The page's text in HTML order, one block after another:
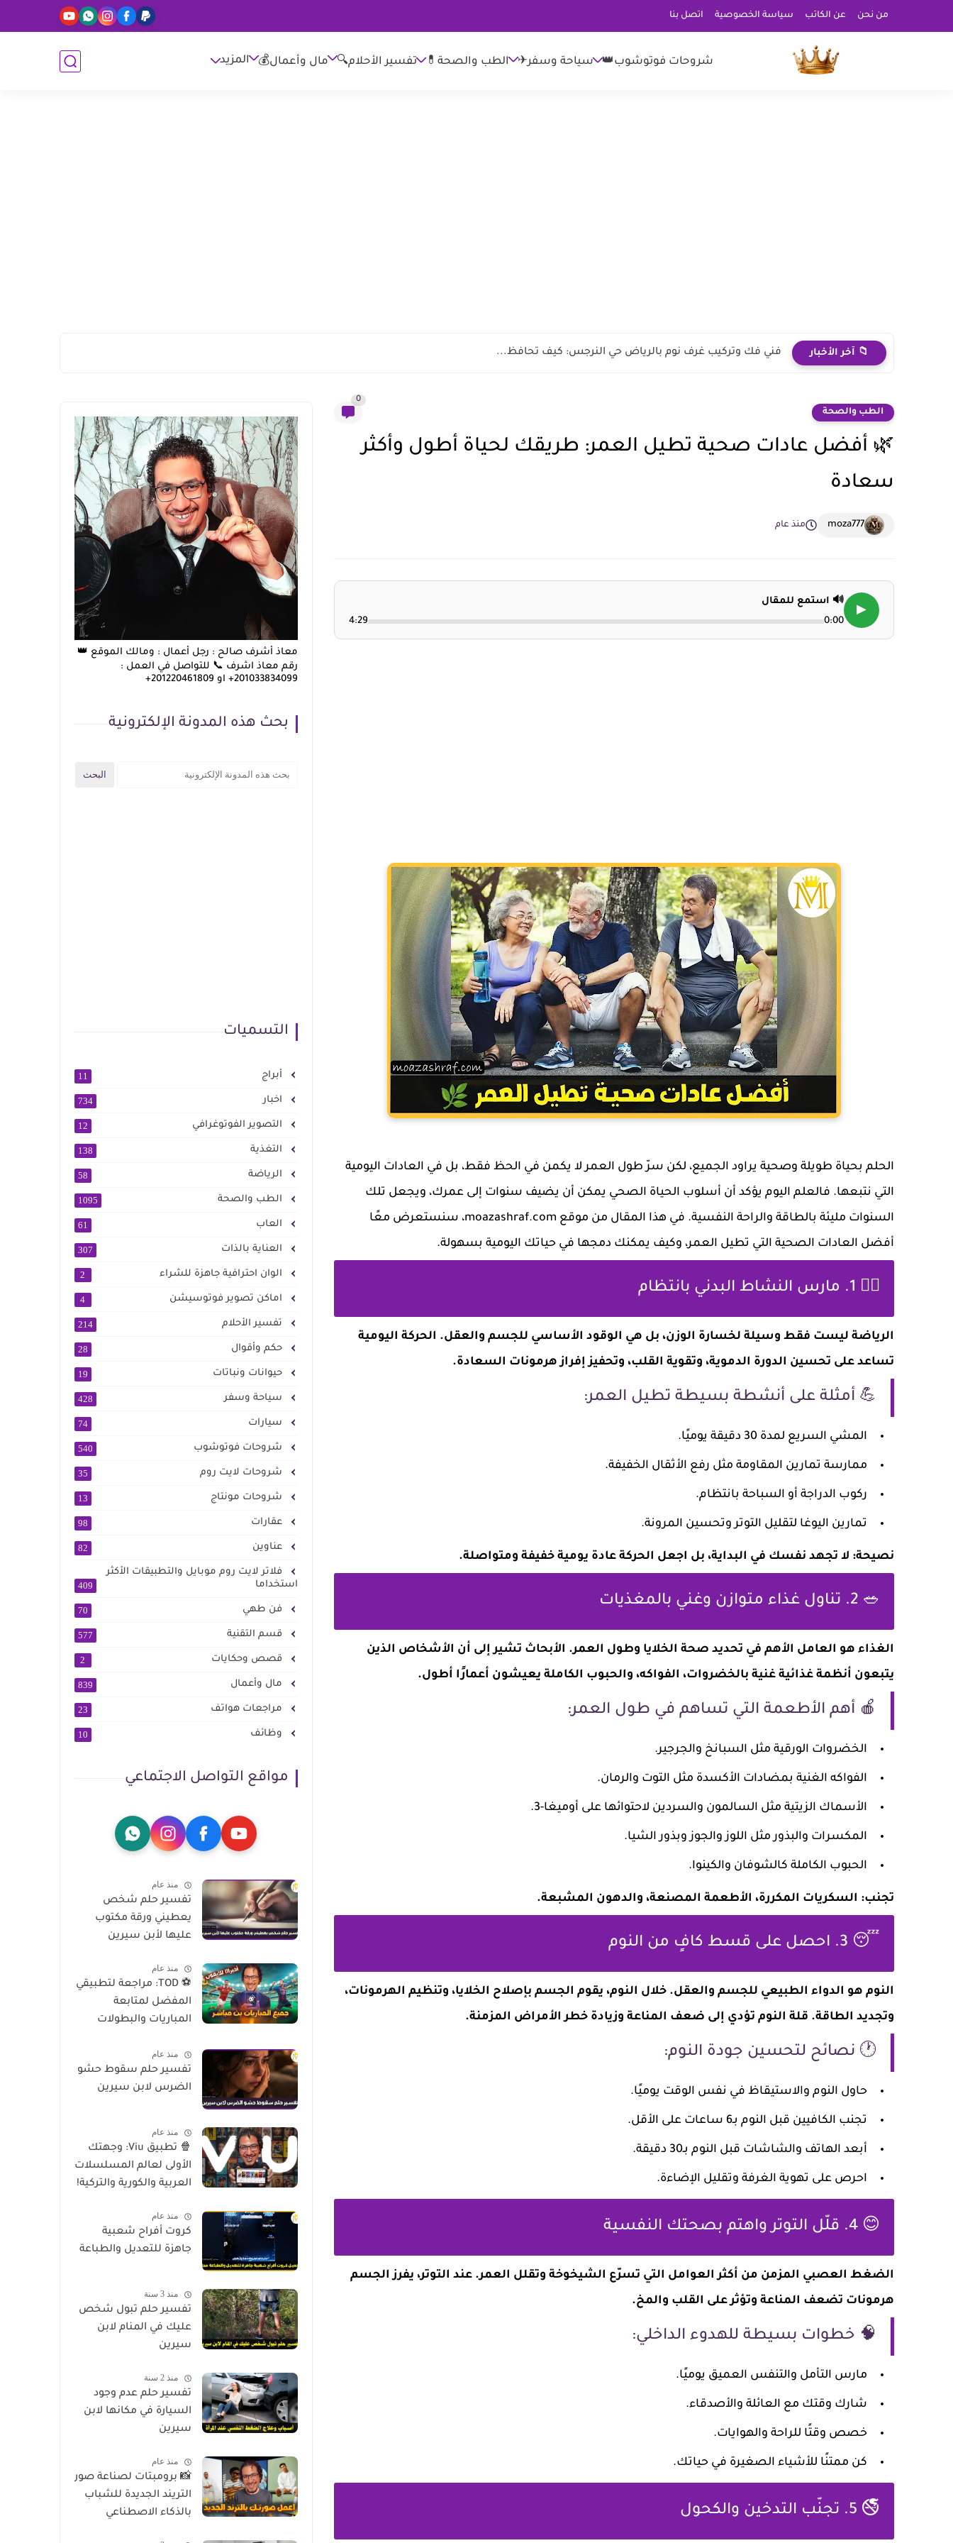
من نحن عن الكاتب سياسة الخصوصية اتصل بنا
شروحات فوتوشوب👑 سياحة وسفر✈ الطب والصحة💊 تفسير الأحلام🔍 مال وأعمال💰 المزيد
📁 آخر الأخبار فني فك وتركيب غرف نوم بالرياض حي النرجس: كيف تحافظ...
الطب والصحة
0
🌿 أفضل عادات صحية تطيل العمر: طريقك لحياة أطول وأكثر
سعادة
moza777 منذ عام
▶
🔊 استمع للمقال
0:00
4:29
الحلم بحياة طويلة وصحية يراود الجميع، لكن سرّ طول العمر لا يكمن في الحظ فقط، بل في العادات اليومية
التي نتبعها. فالعلم اليوم يؤكد أن أسلوب الحياة الصحي يمكن أن يضيف سنوات إلى عمرك، ويجعل تلك
السنوات مليئة بالطاقة والراحة النفسية. في هذا المقال من موقع moazashraf.com، سنستعرض معًا
أفضل العادات الصحية التي تطيل العمر، وكيف يمكنك دمجها في حياتك اليومية بسهولة.
🧘‍♀️ 1. مارس النشاط البدني بانتظام
الرياضة ليست فقط وسيلة لخسارة الوزن، بل هي الوقود الأساسي للجسم والعقل. الحركة اليومية
تساعد على تحسين الدورة الدموية، وتقوية القلب، وتحفيز إفراز هرمونات السعادة.
💪 أمثلة على أنشطة بسيطة تطيل العمر:
المشي السريع لمدة 30 دقيقة يوميًا.
ممارسة تمارين المقاومة مثل رفع الأثقال الخفيفة.
ركوب الدراجة أو السباحة بانتظام.
تمارين اليوغا لتقليل التوتر وتحسين المرونة.
نصيحة: لا تجهد نفسك في البداية، بل اجعل الحركة عادة يومية خفيفة ومتواصلة.
🥗 2. تناول غذاء متوازن وغني بالمغذيات
الغذاء هو العامل الأهم في تحديد صحة الخلايا وطول العمر. الأبحاث تشير إلى أن الأشخاص الذين
يتبعون أنظمة غذائية غنية بالخضروات، الفواكه، والحبوب الكاملة يعيشون أعمارًا أطول.
🍎 أهم الأطعمة التي تساهم في طول العمر:
الخضروات الورقية مثل السبانخ والجرجير.
الفواكه الغنية بمضادات الأكسدة مثل التوت والرمان.
الأسماك الزيتية مثل السالمون والسردين لاحتوائها على أوميغا-3.
المكسرات والبذور مثل اللوز والجوز وبذور الشيا.
الحبوب الكاملة كالشوفان والكينوا.
تجنب: السكريات المكررة، الأطعمة المصنعة، والدهون المشبعة.
😴 3. احصل على قسط كافٍ من النوم
النوم هو الدواء الطبيعي للجسم والعقل. خلال النوم، يقوم الجسم بإصلاح الخلايا، وتنظيم الهرمونات،
وتجديد الطاقة. قلة النوم تؤدي إلى ضعف المناعة وزيادة خطر الأمراض المزمنة.
🕐 نصائح لتحسين جودة النوم:
حاول النوم والاستيقاظ في نفس الوقت يوميًا.
تجنب الكافيين قبل النوم بـ6 ساعات على الأقل.
أبعد الهاتف والشاشات قبل النوم بـ30 دقيقة.
احرص على تهوية الغرفة وتقليل الإضاءة.
😊 4. قلّل التوتر واهتم بصحتك النفسية
الضغط العصبي المزمن من أكثر العوامل التي تسرّع الشيخوخة وتقلل العمر. عند التوتر، يفرز الجسم
هرمونات تضعف المناعة وتؤثر على القلب والمخ.
🧠 خطوات بسيطة للهدوء الداخلي:
مارس التأمل والتنفس العميق يوميًا.
شارك وقتك مع العائلة والأصدقاء.
خصص وقتًا للراحة والهوايات.
كن ممتنًا للأشياء الصغيرة في حياتك.
🚭 5. تجنّب التدخين والكحول
معاذ أشرف صالح : رجل أعمال : ومالك الموقع 👑
رقم معاذ اشرف 📞 للتواصل في العمل :
201033834099+ او 201220461809+
بحث هذه المدونة الإلكترونية
التسميات
أبراج 11
اخبار 734
التصوير الفوتوغرافي 12
التغذية 138
الرياضة 58
الطب والصحة 1095
العاب 61
العناية بالذات 307
الوان احترافية جاهزة للشراء 2
اماكن تصوير فوتوسيشن 4
تفسير الأحلام 214
حكم وأقوال 28
حيوانات ونباتات 19
سياحة وسفر 428
سيارات 74
شروحات فوتوشوب 540
شروحات لايت روم 35
شروحات مونتاج 13
عقارات 98
عناوين 82
فلاتر لايت روم موبايل والتطبيقات الأكثر
استخداما
409
فن طهي 70
قسم التقنية 577
قصص وحكايات 2
مال وأعمال 839
مراجعات هواتف 23
وظائف 10
مواقع التواصل الاجتماعي
منذ عام
تفسير حلم شخص
يعطيني ورقة مكتوب
عليها لأبن سيرين
منذ عام
⚽ TOD: مراجعة لتطبيقي
المفضل لمتابعة
المباريات والبطولات
منذ عام
تفسير حلم سقوط حشو
الضرس لابن سيرين
منذ عام
🍿 تطبيق Viu: وجهتك
الأولى لعالم المسلسلات
العربية والكورية والتركية!
منذ عام
كروت أفراح شعبية
جاهزة للتعديل والطباعة
منذ 3 سنة
تفسير حلم تبول شخص
عليك في المنام لابن
سيرين
منذ 2 سنة
تفسير حلم عدم وجود
السيارة في مكانها لابن
سيرين
منذ عام
📸 برومبتات لصناعة صور
التريند الجديدة للشباب
بالذكاء الاصطناعي